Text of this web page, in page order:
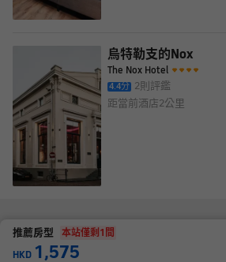
烏特勒支的Nox
The Nox Hotel
4.4分 2則評鑑
距當前酒店2公里
推薦房型 本站僅剩 1 間
HKD 1,575